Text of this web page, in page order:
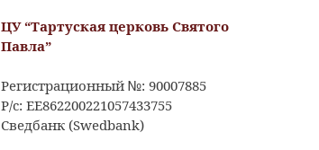
ЦУ “Тартуская церковь Святого
Павла”
Регистрационный №: 90007885
Р/с: EE862200221057433755
Сведбанк (Swedbank)